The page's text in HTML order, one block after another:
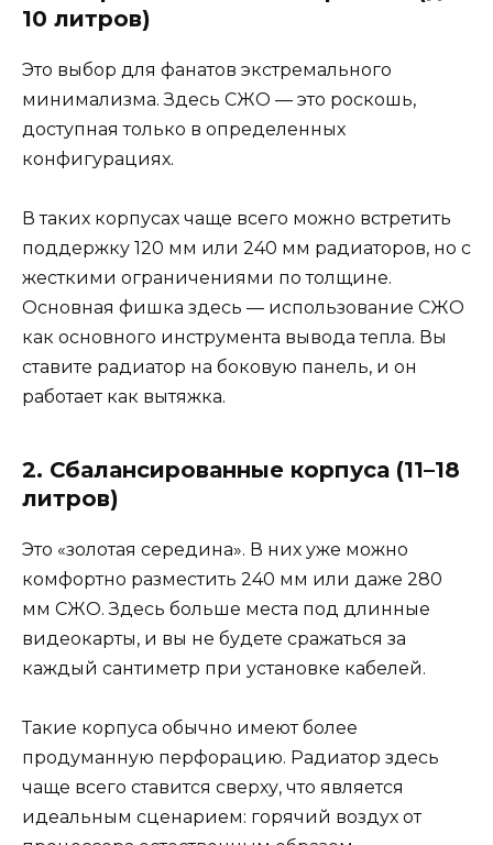
10 литров)
Это выбор для фанатов экстремального
минимализма. Здесь СЖО — это роскошь,
доступная только в определенных
конфигурациях.
В таких корпусах чаще всего можно встретить
поддержку 120 мм или 240 мм радиаторов, но с
жесткими ограничениями по толщине.
Основная фишка здесь — использование СЖО
как основного инструмента вывода тепла. Вы
ставите радиатор на боковую панель, и он
работает как вытяжка.
2. Сбалансированные корпуса (11–18
литров)
Это «золотая середина». В них уже можно
комфортно разместить 240 мм или даже 280
мм СЖО. Здесь больше места под длинные
видеокарты, и вы не будете сражаться за
каждый сантиметр при установке кабелей.
Такие корпуса обычно имеют более
продуманную перфорацию. Радиатор здесь
чаще всего ставится сверху, что является
идеальным сценарием: горячий воздух от